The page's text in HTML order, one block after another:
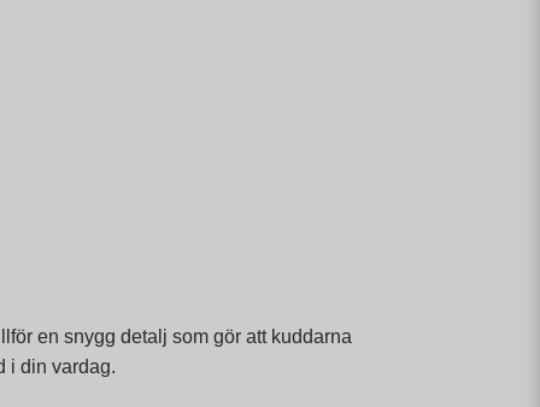
en snygg detalj som gör att kuddarna
i din vardag.